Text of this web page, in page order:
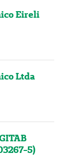
Eireli
Ltda
5)